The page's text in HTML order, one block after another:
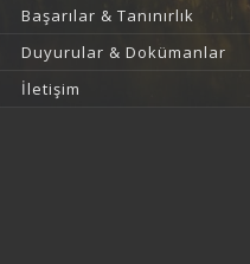
Başarılar & Tanınırlık
Duyurular & Dokümanlar
İletişim